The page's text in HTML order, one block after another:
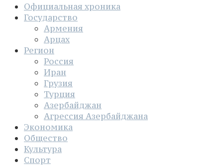
Официальная хроника
Государство
Армения
Арцах
Регион
Россия
Иран
Грузия
Турция
Азербайджан
Агрессия Азербайджана
Экономика
Общество
Культура
Спорт